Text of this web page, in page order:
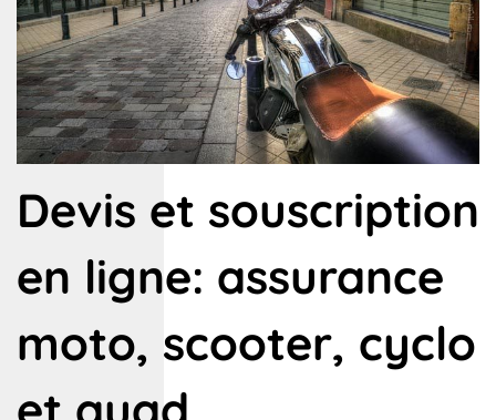
Devis et souscription
en ligne: assurance
moto, scooter, cyclo